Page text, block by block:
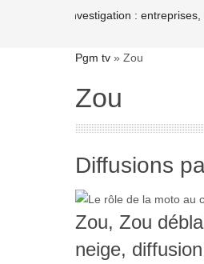
Cash investigation : entreprises,
Pgm tv » Zou
Zou
Diffusions
Zou, Zou
neige,